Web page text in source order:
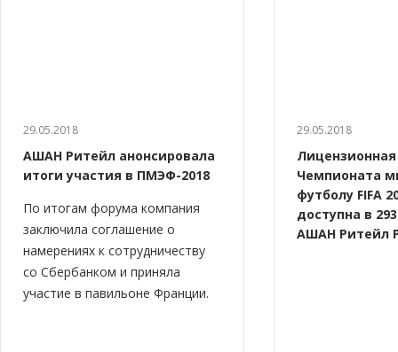
29.05.2018
АШАН Ритейл анонсировала
итоги участия в ПМЭФ-2018
По итогам форума компания
заключила соглашение о
намерениях к сотрудничеству
cо Сбербанком и приняла
участие в павильоне Франции.
29.05.2018
Чемпионата
футболу FIFA
доступна в
АШАН Ритейл